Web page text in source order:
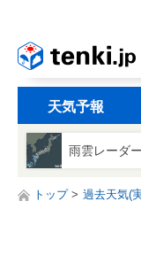
天気予報
雨雲レーダー
トップ 過去天気(